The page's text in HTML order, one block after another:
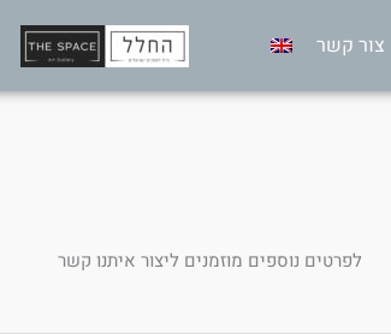
צור קשר
לפרטים נוספים מוזמנים ליצור איתנו קשר